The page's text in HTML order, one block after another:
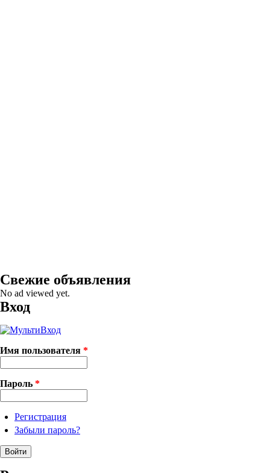
Свежие объявления
No ad viewed yet.
Вход
Имя пользователя *
Пароль *
Регистрация
Забыли пароль?